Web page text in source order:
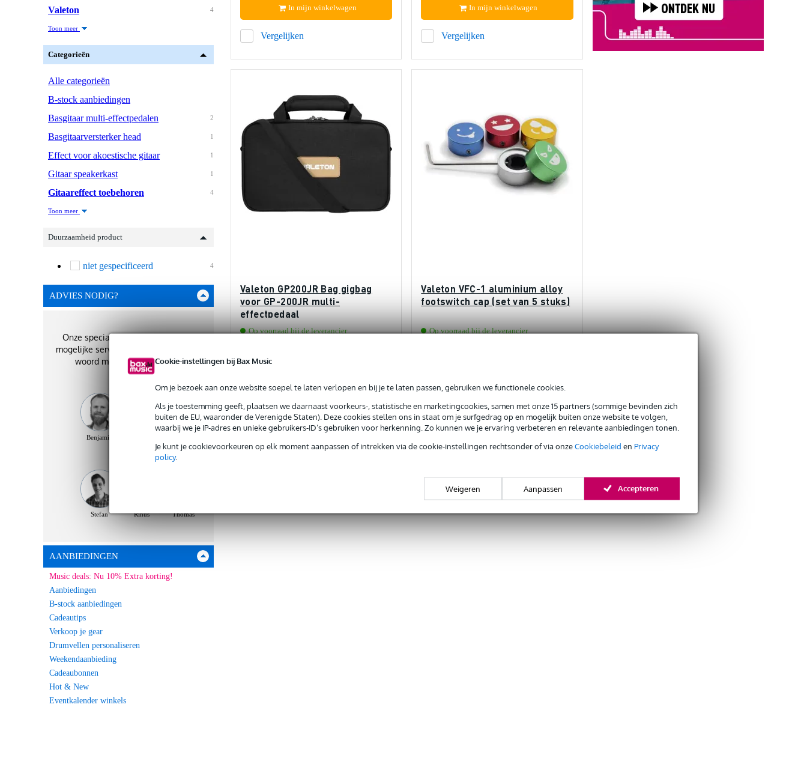
Cookie-instellingen bij Bax Music
Om je bezoek aan onze website soepel te laten verlopen en bij je te laten passen, gebruiken we functionele cookies.
Als je toestemming geeft, plaatsen we daarnaast voorkeurs-, statistische en marketingcookies, samen met onze 15 partners (sommige bevinden zich
buiten de EU, waaronder de Verenigde Staten). Deze cookies stellen ons in staat om je surfgedrag op en mogelijk buiten onze website te volgen,
waarbij we je IP-adres en unieke gebruikers-ID’s gebruiken voor herkenning. Zo kunnen we je ervaring verbeteren en relevante aanbiedingen tonen.
Je kunt je cookievoorkeuren op elk moment aanpassen of intrekken via de cookie-instellingen rechtsonder of via onzeCookiebeleid en Privacy
policy.
Weigeren Aanpassen Accepteren
4
Valeton
Toon meer
Categorieën
Alle categorieën
B-stock aanbiedingen
2
Basgitaar multi-effectpedalen
1
Basgitaarversterker head
1
Effect voor akoestische gitaar
1
Gitaar speakerkast
4
Gitaareffect toebehoren
Toon meer
Duurzaamheid product
4
niet gespecificeerd
ADVIES NODIG?
Onze specialisten geven je de best
mogelijke service. Zij staan je graag te
woord met het beste advies!
Benjamin
Stefan Rinus Thomas
AANBIEDINGEN
Music deals: Nu 10% Extra korting!
Aanbiedingen
B-stock aanbiedingen
Cadeautips
Verkoop je gear
Drumvellen personaliseren
Weekendaanbieding
Cadeaubonnen
Hot & New
Eventkalender winkels
Vergelijken
In mijn winkelwagen
Vergelijken
In mijn winkelwagen
Valeton GP200JR Bag gigbag
voor GP-200JR multi-
effectpedaal
Op voorraad bij de leverancier
€ 23,95
Vergelijken
Valeton VFC-1 aluminium alloy
footswitch cap (set van 5 stuks)
Op voorraad bij de leverancier
Vergelijken